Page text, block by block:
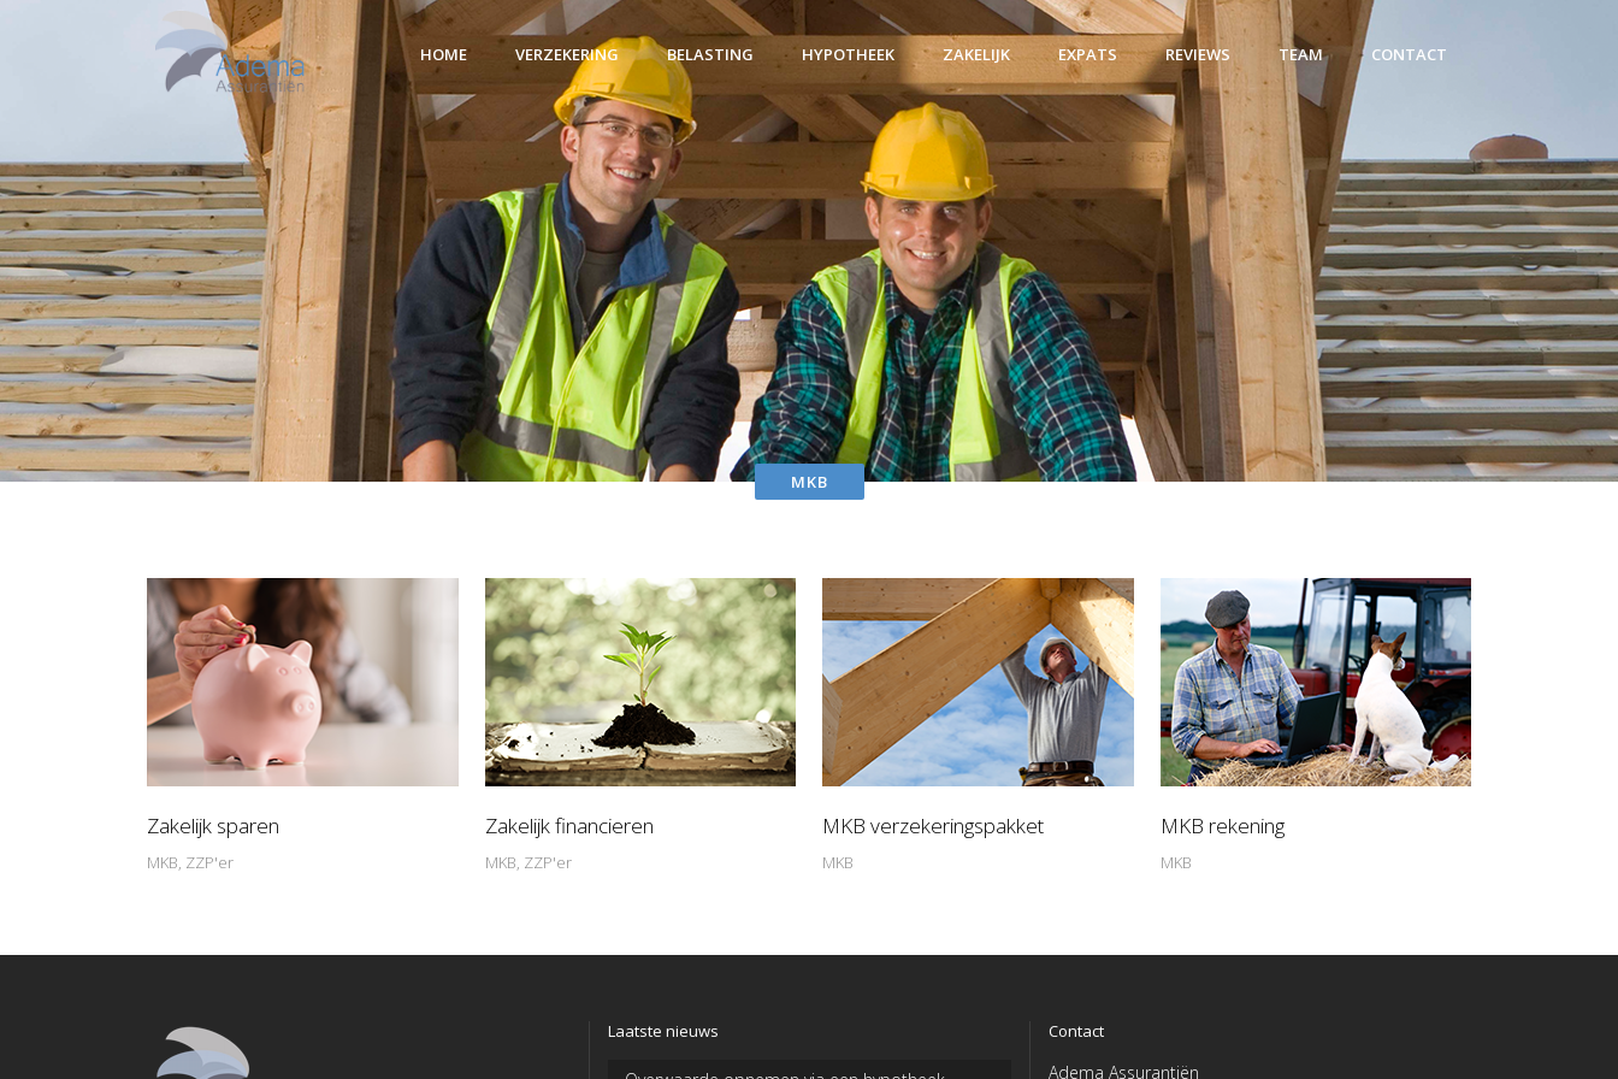
HOME VERZEKERING BELASTING HYPOTHEEK ZAKELIJK EXPATS REVIEWS TEAM CONTACT
MKB
Zakelijk sparen
MKB, ZZP'er
Zakelijk financieren
MKB, ZZP'er
MKB verzekeringspakket
MKB
MKB rekening
MKB
Laatste nieuws Contact
Adema Assurantiën